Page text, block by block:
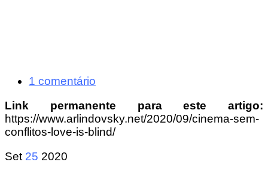
1 comentário
Link permanente para este artigo:
https://www.arlindovsky.net/2020/09/cinema-sem-
conflitos-love-is-blind/
Set 25 2020